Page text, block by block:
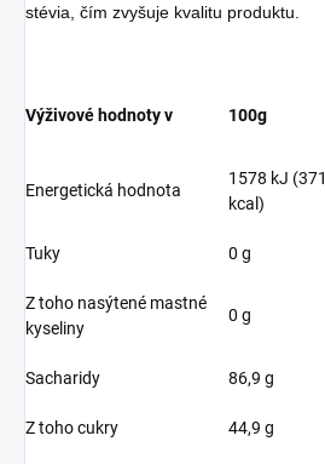
stévia, čím zvyšuje kvalitu produktu.
Výživové hodnoty v 100g
Energetická hodnota
1578 kJ (371
kcal)
Tuky 0 g
Z toho nasýtené mastné
kyseliny
0 g
Sacharidy 86,9 g
Z toho cukry 44,9 g